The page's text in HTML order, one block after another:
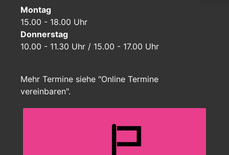
Montag
15.00 - 18.00 Uhr
Donnerstag
10.00 - 11.30 Uhr / 15.00 - 17.00 Uhr
Mehr Termine siehe "Online Termine
vereinbaren".